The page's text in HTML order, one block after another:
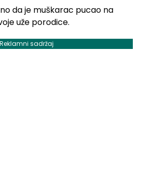
da je muškarac pucao na
uže porodice.
Reklamni sadržaj